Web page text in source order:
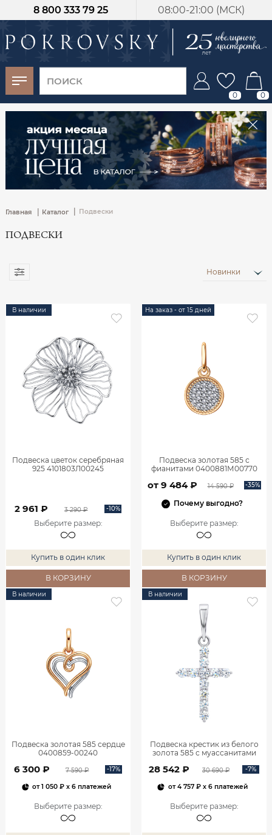
08:00-21:00 (МСК)
8 800 333 79 25
0 0
Главная | Каталог Подвески
ПОДВЕСКИ
Новинки
В наличии
Подвеска цветок серебряная
925 4101803Л00245
2 961 ₽ 3 290 ₽ -10%
Выберите размер:
Купить в один клик
В КОРЗИНУ
На заказ - от 15 дней
Подвеска золотая 585 с
фианитами 0400881М00770
от 9 484 ₽ 14 590 ₽ -35%
Почему выгодно?
Выберите размер:
Купить в один клик
В КОРЗИНУ
В наличии
Подвеска золотая 585 сердце
0400859-00240
6 300 ₽ 7 590 ₽ -17%
от1 050 ₽ x 6 платежей
Выберите размер:
В наличии
Подвеска крестик из белого
золота 585 с муассанитами
28 542 ₽ 30 690 ₽ -7%
от4 757 ₽x 6 платежей
Выберите размер:
-30%
от 15 дней с
момента оплаты